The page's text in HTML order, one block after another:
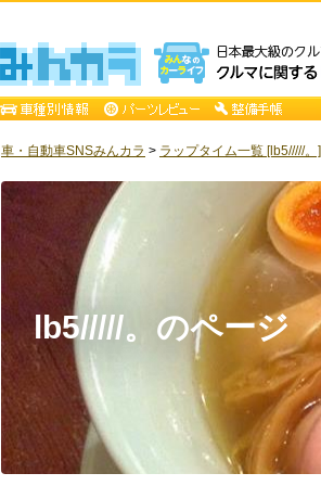
車・自動車SNSみんカラ > ラップタイム一覧 [lb5/////。]
lb5/////。のページ